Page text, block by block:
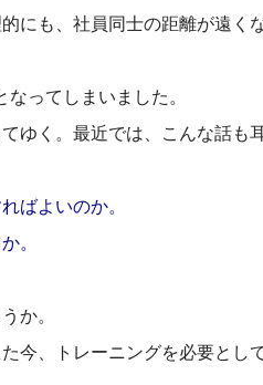
イティブツール
にも、社員同士の距離が遠く
ってしまいました。
ゆく。 最近では、こんな話も
ばよいのか。
。
か。
今、トレーニングを必要とし